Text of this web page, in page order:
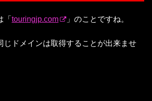
touringjp.com 」のことですね。
じドメインは取得することが出来ませ